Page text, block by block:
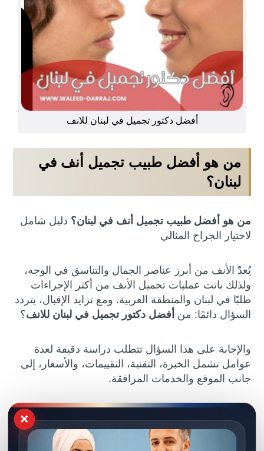
أفضل دكتور تجميل في لبنان للانف
من هو أفضل طبيب تجميل أنف في
لبنان؟
من هو أفضل طبيب تجميل أنف في لبنان؟ دليل شامل
لاختيار الجراح المثالي
يُعدّ الأنف من أبرز عناصر الجمال والتناسق في الوجه،
ولذلك باتت عمليات تجميل الأنف من أكثر الإجراءات
طلبًا في لبنان والمنطقة العربية. ومع تزايد الإقبال، يتردد
السؤال دائمًا: من أفضل دكتور تجميل في لبنان للانف؟
والإجابة على هذا السؤال تتطلب دراسة دقيقة لعدة
عوامل تشمل الخبرة، التقنية، التقييمات، والأسعار، إلى
جانب الموقع والخدمات المرافقة.
في هذه المقالة، سنوضح لك كافة المعايير التي تساعدك
على اختيار أفضل دكتور تجميل في لبنان للأنف، مع
الإشارة إلى أسماء بارزة ومراكز موثوقة، وعلى رأسها
×